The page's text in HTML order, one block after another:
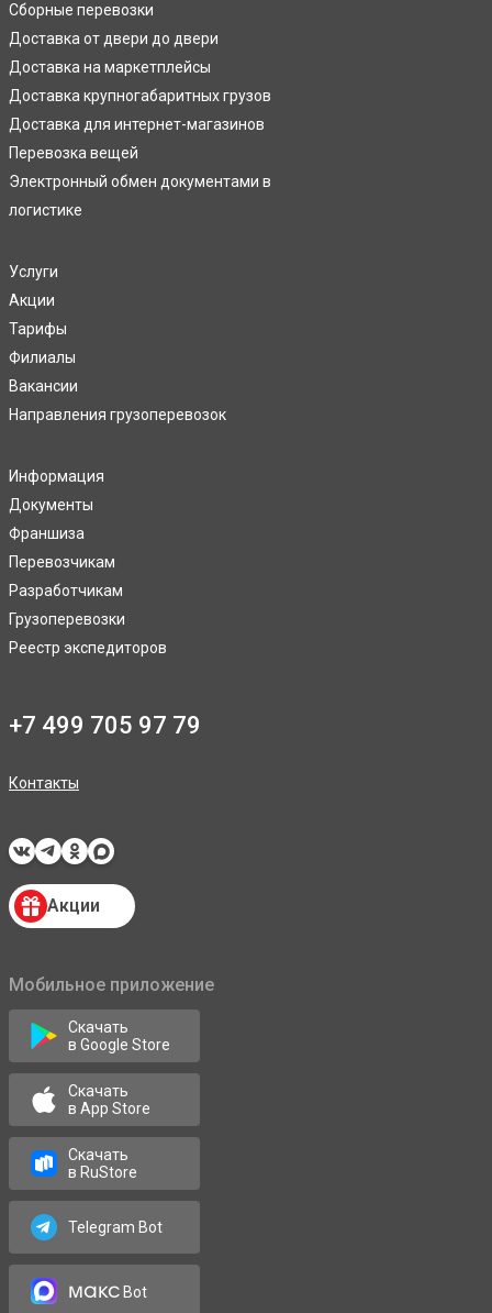
Сборные перевозки
Доставка от двери до двери
Доставка на маркетплейсы
Доставка крупногабаритных грузов
Доставка для интернет-магазинов
Перевозка вещей
Электронный обмен документами в
логистике
Услуги
Акции
Тарифы
Филиалы
Вакансии
Направления грузоперевозок
Информация
Документы
Франшиза
Перевозчикам
Разработчикам
Грузоперевозки
Реестр экспедиторов
+7 499 705 97 79
Контакты
Акции
Мобильное приложение
Скачать
в Google Store
Скачать
в App Store
Скачать
в RuStore
Telegram Bot
максBot